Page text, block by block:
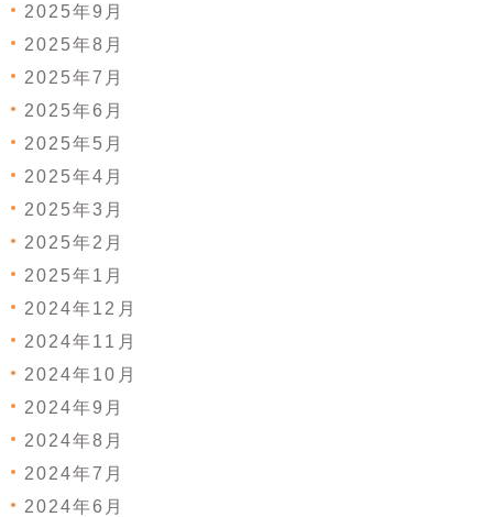
2025年9月
2025年8月
2025年7月
2025年6月
2025年5月
2025年4月
2025年3月
2025年2月
2025年1月
2024年12月
2024年11月
2024年10月
2024年9月
2024年8月
2024年7月
2024年6月